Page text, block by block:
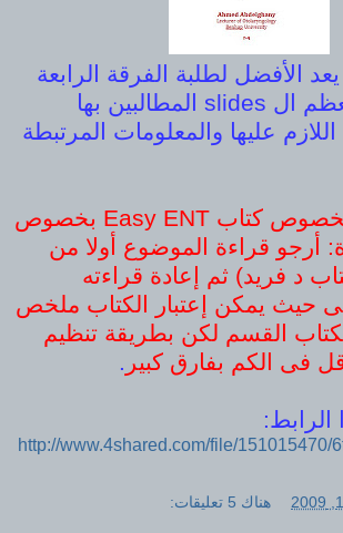
الأفضل لطلبة الفرقة الرابعة
للتعرف على معظم ال slides المطالبين بها
عليها والمعلومات المرتبطة
توضيح للطلبة بخصوص كتاب Easy ENT بخصوص
أرجو قراءة الموضوع أولا من
د فريد) ثم إعادة قراءته
حيث يمكن إعتبار الكتاب ملخص
القسم لكن بطريقة تنظيم
فى الكم بفارق كبير .
الرابط:
http://www.4shared.com/file/151015470/
هناك 5 تعليقات: